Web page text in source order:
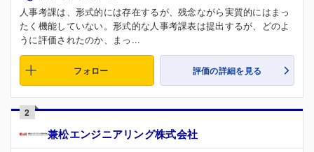
人事考課は、形式的には存在するが、残念ながら実質的にはまっ
たく機能していない。形式的な人事考課表は提出するが、どのよ
うに評価されたのか、まっ...
フォロー 評価の詳細を見る
2
兼松エンジニアリング株式会社